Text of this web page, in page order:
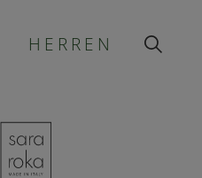
HERREN